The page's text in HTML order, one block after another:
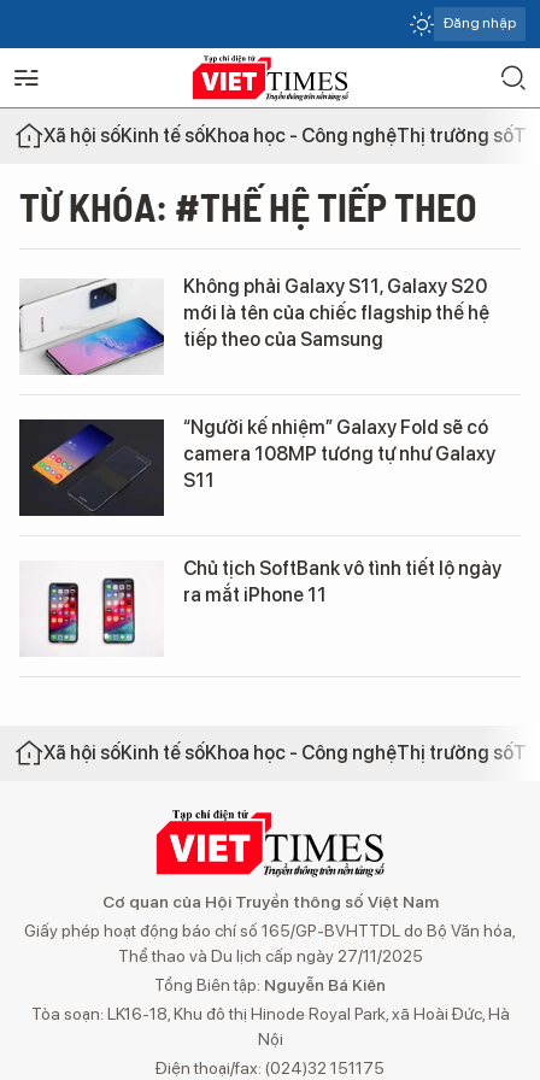
Đăng nhập
Xã hội sốKinh tế sốKhoa học - Công nghệThị trường số
TỪ KHÓA: #THẾ HỆ TIẾP THEO
Không phải Galaxy S11, Galaxy S20
mới là tên của chiếc flagship thế hệ
tiếp theo của Samsung
“Người kế nhiệm” Galaxy Fold sẽ có
camera 108MP tương tự như Galaxy
S11
Chủ tịch SoftBank vô tình tiết lộ ngày
ra mắt iPhone 11
Xã hội sốKinh tế sốKhoa học - Công nghệThị trường số
Cơ quan của Hội Truyền thông số Việt Nam
Giấy phép hoạt động báo chí số 165/GP-BVHTTDL do Bộ Văn hóa,
Thể thao và Du lịch cấp ngày 27/11/2025
Tổng Biên tập: Nguyễn Bá Kiên
Tòa soạn: LK16-18, Khu đô thị Hinode Royal Park, xã Hoài Đức, Hà
Nội
Điện thoại/fax: (024)32 151175